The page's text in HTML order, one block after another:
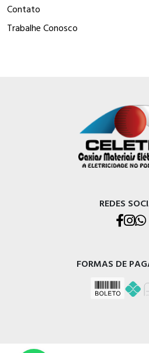
Contato
Trabalhe Conosco
REDES
FORMAS DE